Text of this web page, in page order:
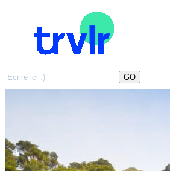
Search
for:
GO